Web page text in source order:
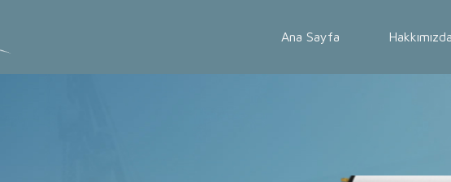
Ana Sayfa Hakkımızda